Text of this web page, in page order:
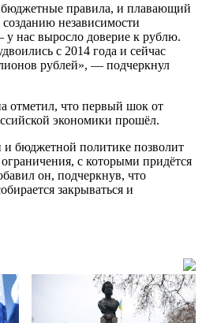
бюджетные правила, и плавающий
независимости
нас выросло доверие к рублю.
с 2014 года и сейчас
рублей», — подчеркнул
отметил, что первый шок от
экономики прошёл.
и бюджетной политике позволит
с которыми придётся
он, подчеркнув, что
закрываться и